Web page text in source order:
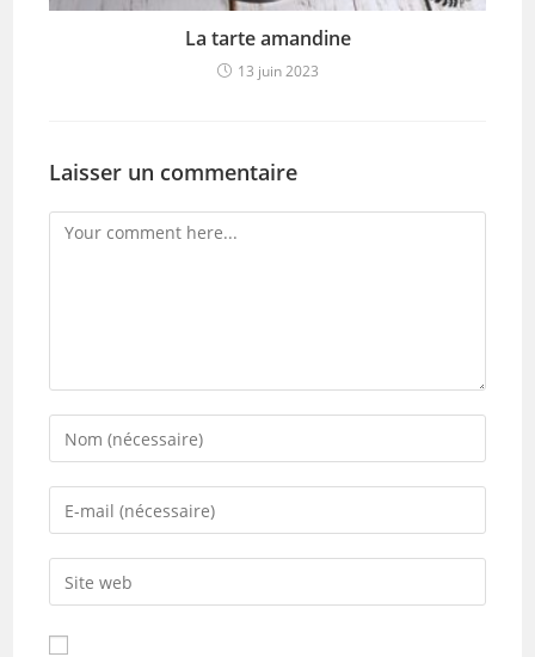
La tarte amandine
13 juin 2023
Laisser un commentaire